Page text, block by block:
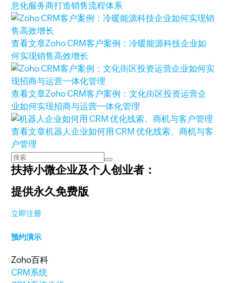
息化服务商打造销售流程体系
查看文章Zoho CRM客户案例：冷暖能源科技企业如
何实现销售高效增长
查看文章Zoho CRM客户案例：文化街区投资运营企
业如何实现招商与运营一体化管理
查看文章机器人企业如何用 CRM 优化线索、商机与客
户管理
扶持小微企业及个人创业者：
提供永久免费版
立即注册
预约演示
Zoho百科
CRM系统